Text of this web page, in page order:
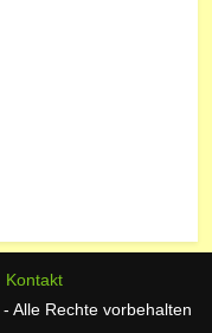
Kontakt
- Alle Rechte vorbehalten